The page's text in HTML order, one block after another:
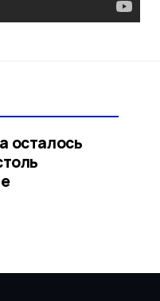
осталось